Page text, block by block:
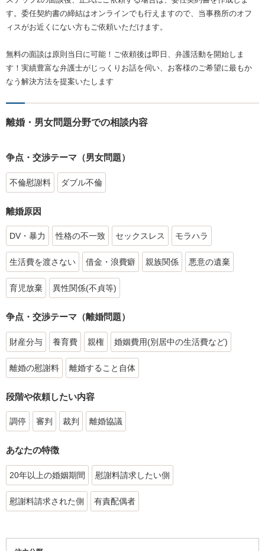
す。委任契約書の締結はオンラインでも行えますので、当事務所のオフ
ィスがお近くにない方もご依頼いただけます。
無料の面談は原則当日に可能！ご依頼後は即日、弁護活動を開始しま
す！実績豊富な弁護士がじっくりお話を伺い、お客様のご希望に最もか
なう解決方法を提案いたします
離婚・男女問題分野での相談内容
争点・交渉テーマ（男女問題）
不倫慰謝料 ダブル不倫
離婚原因
DV・暴力 性格の不一致 セックスレス モラハラ
生活費を渡さない 借金・浪費癖 親族関係 悪意の遺棄
育児放棄 異性関係(不貞等)
争点・交渉テーマ（離婚問題）
財産分与 養育費 親権 婚姻費用(別居中の生活費など)
離婚の慰謝料 離婚すること自体
段階や依頼したい内容
調停 審判 裁判 離婚協議
あなたの特徴
20年以上の婚姻期間 慰謝料請求したい側
慰謝料請求された側 有責配偶者